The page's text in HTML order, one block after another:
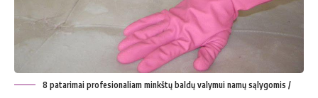
8 patarimai profesionaliam minkštų baldų valymui namų sąlygomis /